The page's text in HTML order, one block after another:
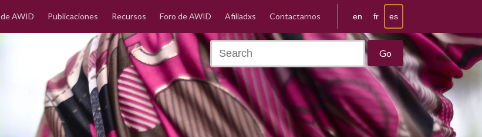
en fr es
AWID Publicaciones Recursos Foro de AWID Afiliadxs Contactarnos